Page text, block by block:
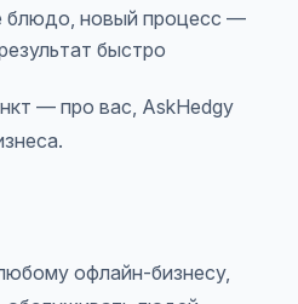
блюдо, новый процесс —
быстро
— про вас, AskHedgy
офлайн-бизнесу,